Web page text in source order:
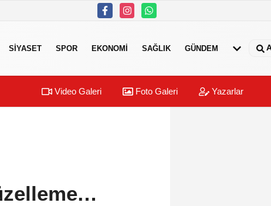
SIYASET SPOR EKONOMI SAĞLIK GÜNDEM
Video Galeri Foto Galeri Yazarlar